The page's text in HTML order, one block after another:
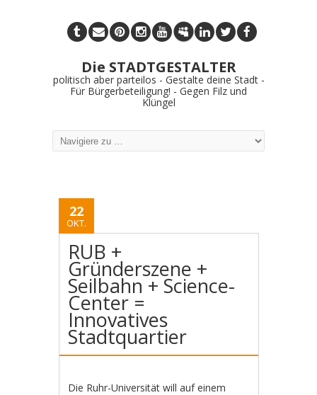
Die STADTGESTALTER
politisch aber parteilos - Gestalte deine Stadt -
Für Bürgerbeteiligung! - Gegen Filz und
Klüngel
22
OKT.
RUB +
Gründerszene +
Seilbahn + Science-
Center =
Innovatives
Stadtquartier
Die Ruhr-Universität will auf einem